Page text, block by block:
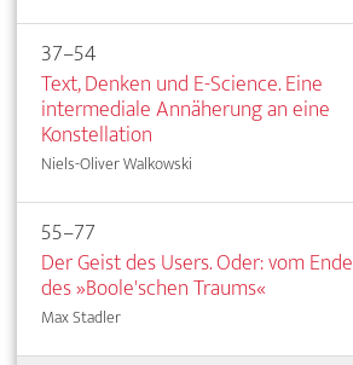
37–54
Text, Denken und E-Science. Eine
intermediale Annäherung an eine
Konstellation
Niels-Oliver Walkowski
55–77
Der Geist des Users. Oder: vom Ende
des »Boole'schen Traums«
Max Stadler